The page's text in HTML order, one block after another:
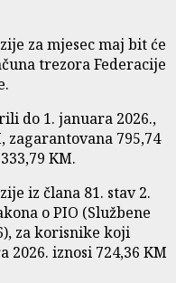
za mjesec maj bit će
trezora Federacije
do 1. januara 2026.,
zagarantovana 795,74
KM.
iz člana 81. stav 2.
o PIO (Službene
za korisnike koji
iznosi 724,36 KM